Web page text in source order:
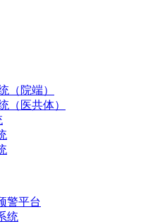
（院端）
（医共体）
警平台
统